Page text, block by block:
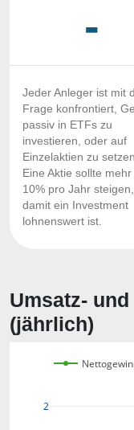
-
Jeder Anleger ist mit
Frage konfrontiert,
passiv in ETFs zu
investieren, oder auf
Einzelaktien zu
Eine Aktie sollte mehr
10% pro Jahr steigen,
damit ein Investment
lohnenswert ist.
Umsatz-
(jährlich)
2